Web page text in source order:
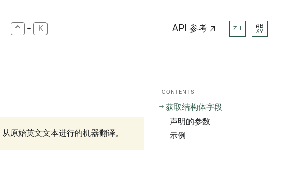
+ K API 参考 ↗ ZH
AB
XY
从原始英文文本进行的机器翻译。
CONTENTS
获取结构体字段
声明的参数
示例